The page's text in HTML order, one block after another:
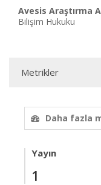
Avesis Araştırma
Bilişim Hukuku
Metrikler
Daha fazla
Yayın
1